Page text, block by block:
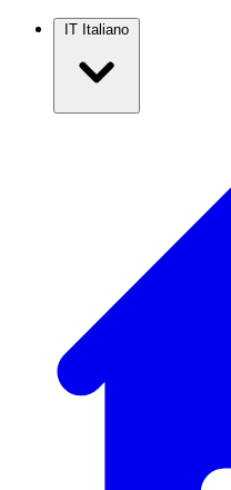
IT Italiano